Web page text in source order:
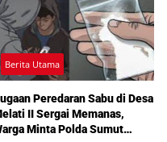
Berita Utama
Peredaran Sabu di Desa
II Sergai Memanas,
Minta Polda Sumut